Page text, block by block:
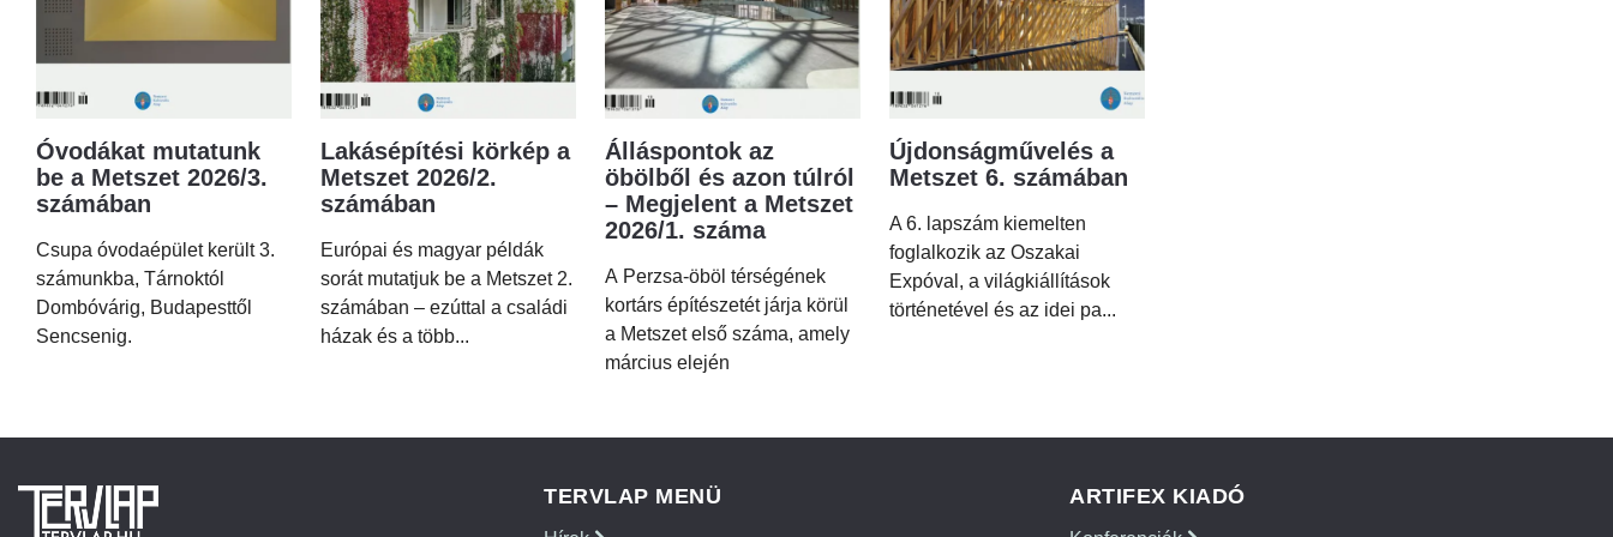
Óvodákat mutatunk
be a Metszet 2026/3.
számában
Csupa óvodaépület került 3.
számunkba, Tárnoktól
Dombóvárig, Budapesttől
Sencsenig.
Lakásépítési körkép a
Metszet 2026/2.
számában
Európai és magyar példák
sorát mutatjuk be a Metszet 2.
számában – ezúttal a családi
házak és a több...
Álláspontok az
öbölből és azon túlról
– Megjelent a Metszet
2026/1. száma
A Perzsa-öböl térségének
kortárs építészetét járja körül
a Metszet első száma, amely
március elején
Újdonságművelés a
Metszet 6. számában
A 6. lapszám kiemelten
foglalkozik az Oszakai
Expóval, a világkiállítások
történetével és az idei pa...
TERVLAP MENÜ ARTIFEX KIADÓ